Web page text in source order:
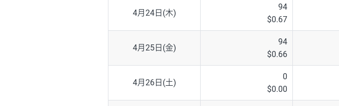
4月24日(木)
94
$0.67
4月25日(金)
94
$0.66
4月26日(土)
0
$0.00